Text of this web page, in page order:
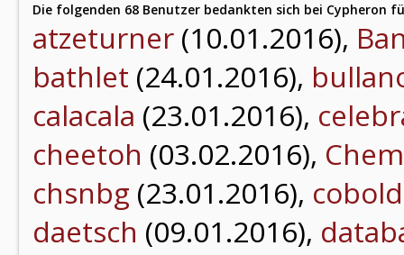
Die folgenden 68 Benutzer bedankten sich bei Cypheron
atzeturner (10.01.2016),
bathlet (24.01.2016),
calacala (23.01.2016),
cheetoh (03.02.2016),
chsnbg (23.01.2016), cobold
daetsch (09.01.2016),